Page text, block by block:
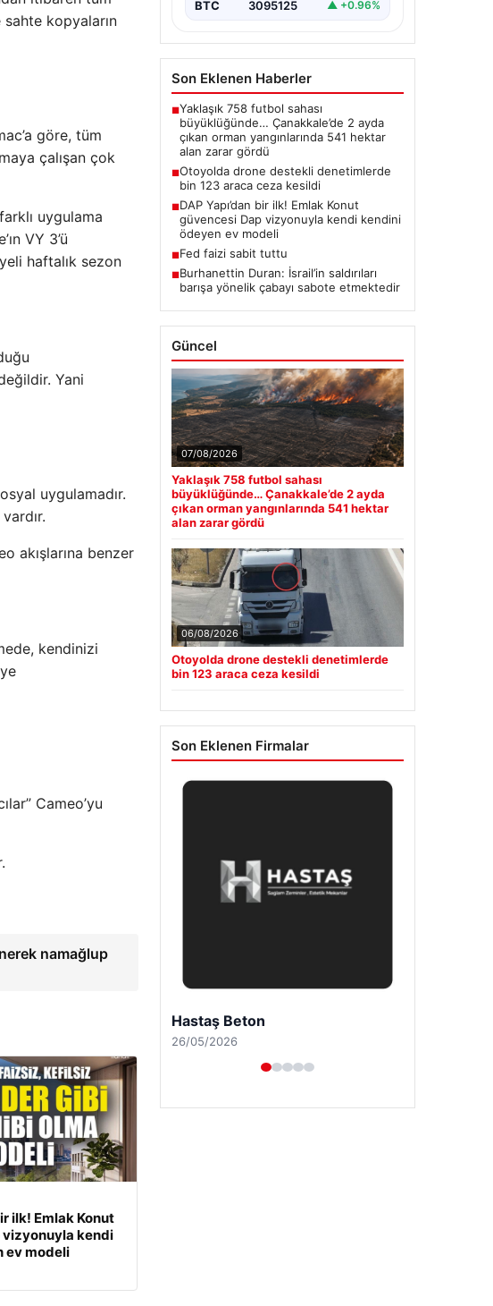
kopyaların
göre, tüm
çalışan çok
uygulama
VY 3’ü
haftalık sezon
Yani
uygulamadır.
akışlarına benzer
kendinizi
Cameo’yu
namağlup
ilk! Emlak Konut
vizyonuyla kendi
ev modeli
BTC 3095125 ▲ +0.96%
Son Eklenen Haberler
■Yaklaşık 758 futbol sahası
büyüklüğünde… Çanakkale’de 2 ayda
çıkan orman yangınlarında 541 hektar
alan zarar gördü
■Otoyolda drone destekli denetimlerde
bin 123 araca ceza kesildi
■DAP Yapı’dan bir ilk! Emlak Konut
güvencesi Dap vizyonuyla kendi kendini
ödeyen ev modeli
■Fed faizi sabit tuttu
■Burhanettin Duran: İsrail’in saldırıları
barışa yönelik çabayı sabote etmektedir
Güncel
07/08/2026
Yaklaşık 758 futbol sahası
büyüklüğünde… Çanakkale’de 2 ayda
çıkan orman yangınlarında 541 hektar
alan zarar gördü
06/08/2026
Otoyolda drone destekli denetimlerde
bin 123 araca ceza kesildi
Son Eklenen Firmalar
Enes Kaplan Avukatlık Bürosu
28/04/2026